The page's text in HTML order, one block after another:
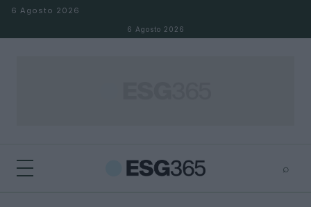
Salta al contenuto
6 Agosto 2026
6 Agosto 2026
⌕